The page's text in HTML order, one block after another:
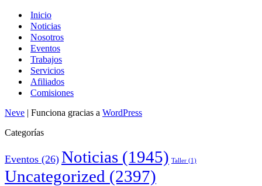
Inicio
Noticias
Nosotros
Eventos
Trabajos
Servicios
Afiliados
Comisiones
Neve | Funciona gracias a WordPress
Categorías
Eventos (26) Noticias (1945) Taller (1)
Uncategorized (2397)